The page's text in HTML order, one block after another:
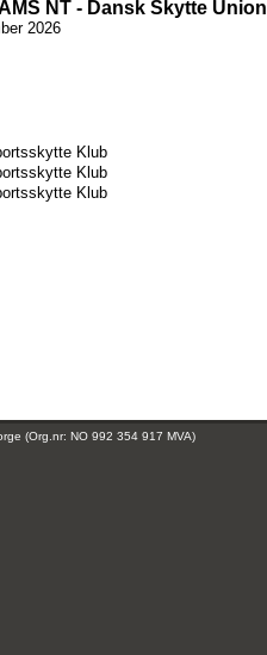
NT - Dansk Skytte Union
2026
Klub
Klub
Klub
(Org.nr: NO 992 354 917 MVA)